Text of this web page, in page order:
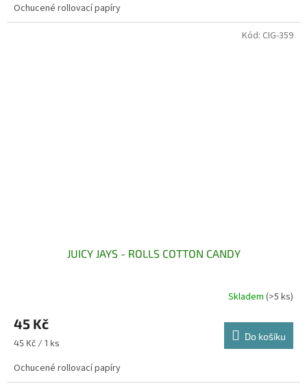
Ochucené rollovací papíry
JUICY JAYS - ROLLS COTTON CANDY
Skladem (>5 ks)
45 Kč
Měrná
45 Kč / 1 ks
Do košíku
Ochucené rollovací papíry
Kód: CIG-359